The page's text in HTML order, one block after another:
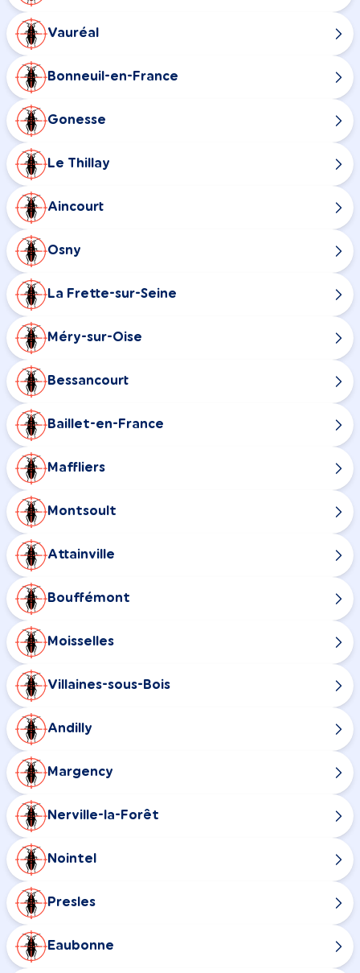
Vauréal
Bonneuil-en-France
Gonesse
Le Thillay
Aincourt
Osny
La Frette-sur-Seine
Méry-sur-Oise
Bessancourt
Baillet-en-France
Maffliers
Montsoult
Attainville
Bouffémont
Moisselles
Villaines-sous-Bois
Andilly
Margency
Nerville-la-Forêt
Nointel
Presles
Eaubonne